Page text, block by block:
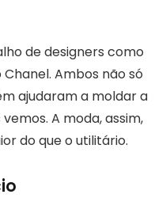
de designers como
Ambos não só
ajudaram a moldar a
A moda, assim,
do que o utilitário.